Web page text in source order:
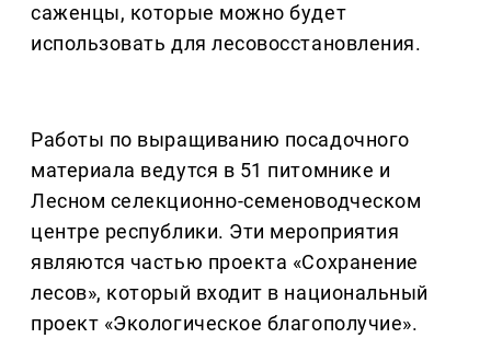
саженцы, которые можно будет
использовать для лесовосстановления.
Работы по выращиванию посадочного
материала ведутся в 51 питомнике и
Лесном селекционно-семеноводческом
центре республики. Эти мероприятия
являются частью проекта «Сохранение
лесов», который входит в национальный
проект «Экологическое благополучие».